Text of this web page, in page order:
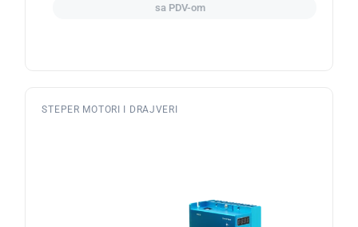
sa PDV-om
STEPER MOTORI I DRAJVERI